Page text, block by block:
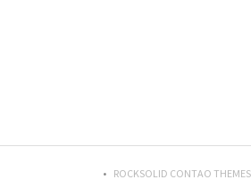
ROCKSOLID CONTAO